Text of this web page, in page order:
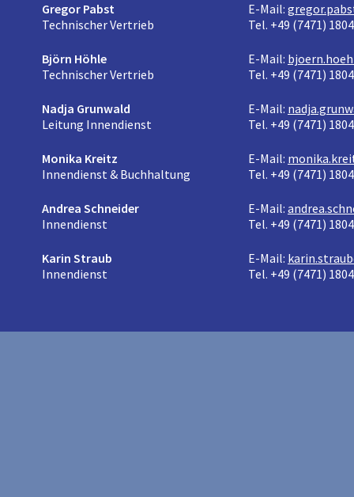
Gregor Pabst
Technischer Vertrieb
E-Mail:
Tel. +49 (7471)
Björn Höhle
Technischer Vertrieb
E-Mail:
Tel. +49 (7471)
Nadja Grunwald
Leitung Innendienst
E-Mail:
Tel. +49 (7471)
Monika Kreitz
Innendienst & Buchhaltung
E-Mail:
Tel. +49 (7471)
Andrea Schneider
Innendienst
E-Mail:
Tel. +49 (7471)
Karin Straub
Innendienst
E-Mail:
Tel. +49 (7471)